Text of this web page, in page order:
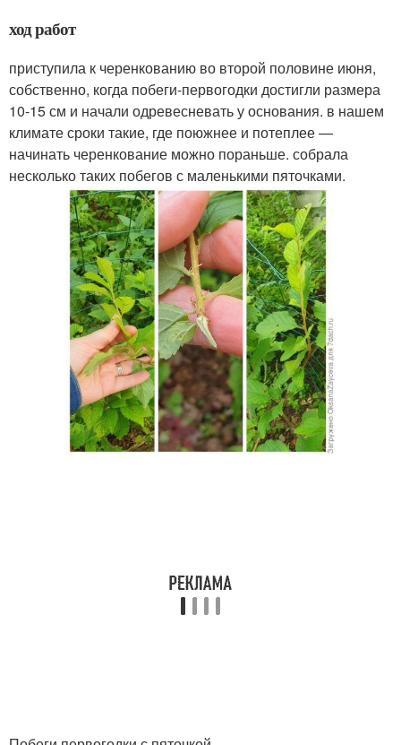
ход работ
приступила к черенкованию во второй половине июня,
собственно, когда побеги-первогодки достигли размера
10-15 см и начали одревесневать у основания. в нашем
климате сроки такие, где поюжнее и потеплее —
начинать черенкование можно пораньше. собрала
несколько таких побегов с маленькими пяточками.